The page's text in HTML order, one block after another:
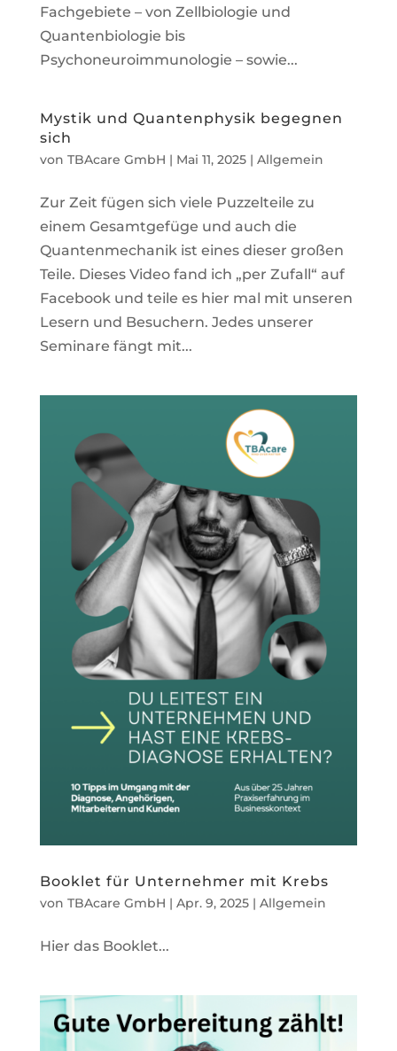
Fachgebiete – von Zellbiologie und
Quantenbiologie bis
Psychoneuroimmunologie – sowie...
Mystik und Quantenphysik begegnen
sich
von TBAcare GmbH | Mai 11, 2025| Allgemein
Zur Zeit fügen sich viele Puzzelteile zu
einem Gesamtgefüge und auch die
Quantenmechanik ist eines dieser großen
Teile. Dieses Video fand ich „per Zufall“ auf
Facebook und teile es hier mal mit unseren
Lesern und Besuchern. Jedes unserer
Seminare fängt mit...
Booklet für Unternehmer mit Krebs
von TBAcare GmbH | Apr. 9, 2025| Allgemein
Hier das Booklet...